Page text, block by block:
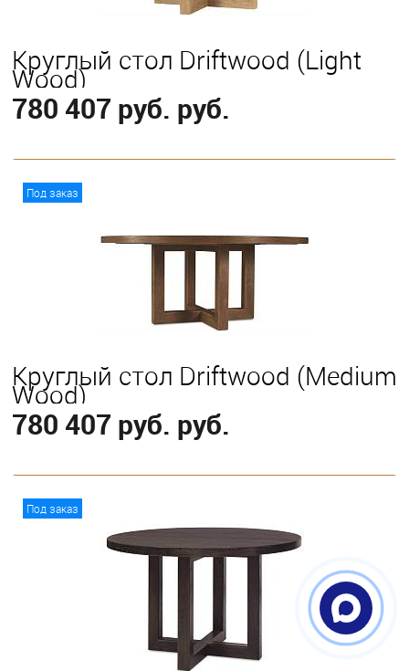
Круглый стол Driftwood (Light
Wood)
780 407 руб. руб.
122 см
Под заказ
Круглый стол Driftwood (Medium
Wood)
780 407 руб. руб.
Под заказ